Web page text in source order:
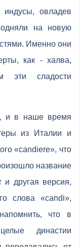
овладев
на новую
Именно они
как - халва,
эти сладости
и в наше время
из Италии и
«candiere», что
название
и другая версия,
слова «candi»,
что в
династии